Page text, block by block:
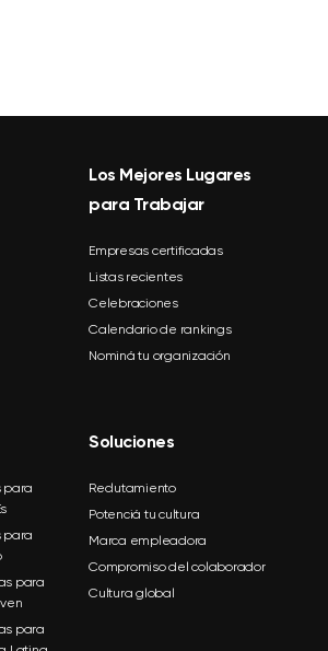
Los Mejores Lugares
para Trabajar
Empresas certificadas
Listas recientes
Celebraciones
Calendario de rankings
Nominá tu organización
para
para
para
para
Soluciones
Reclutamiento
Potenciá tu cultura
Marca empleadora
Compromiso del colaborador
Cultura global